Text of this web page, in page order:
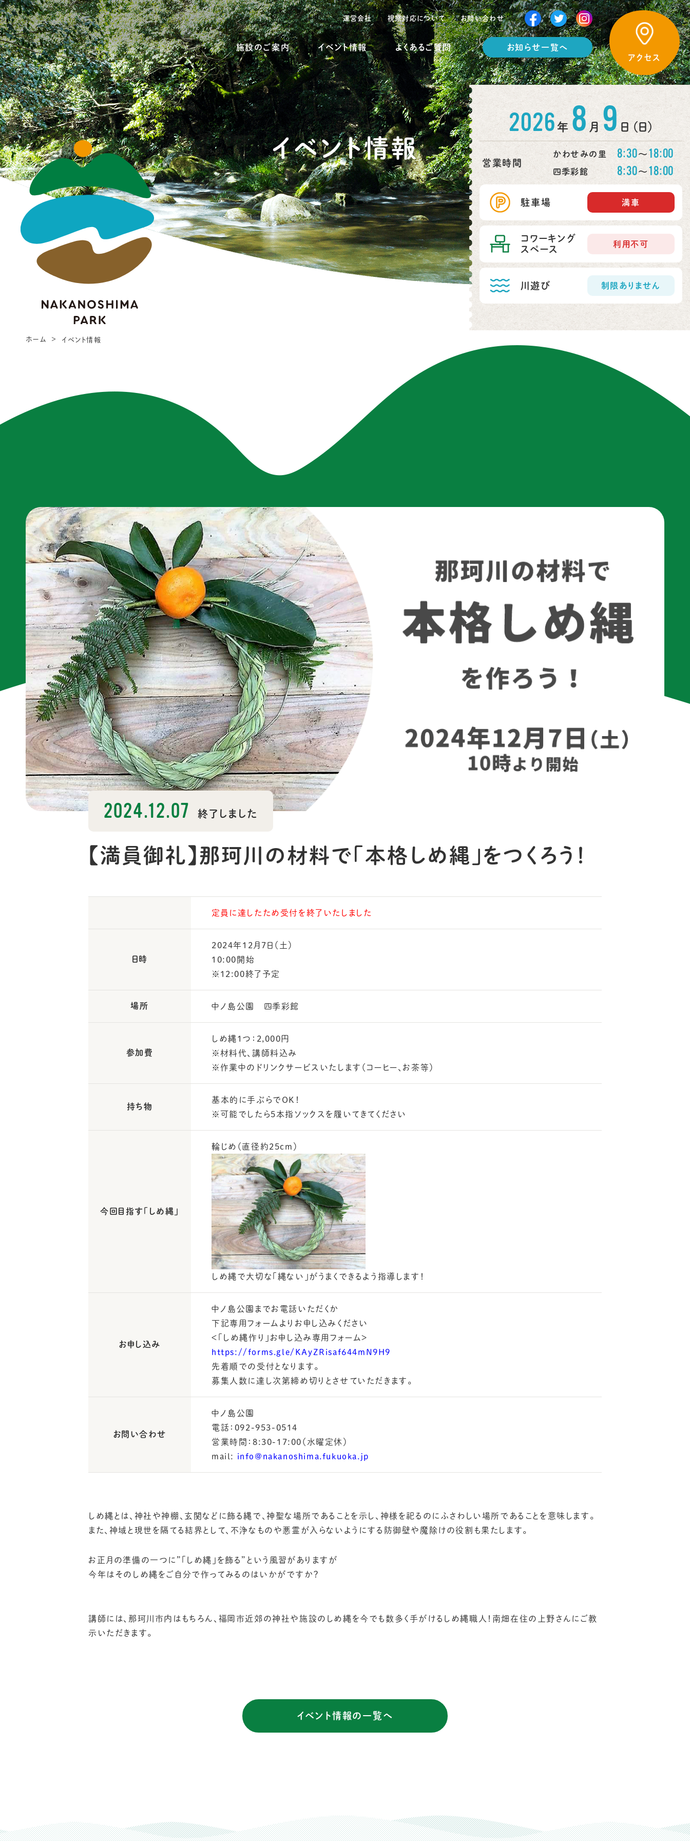
運営会社 視察対応について お問い合わせ
施設のご案内 イベント情報 よくあるご質問
お知らせ一覧へ
アクセス
イベント情報
ホーム イベント情報
2024.12.07 終了しました
【満員御礼】那珂川の材料で「本格しめ縄」をつくろう！
定員に達したため受付を終了いたしました
日時
2024年12月7日（土）
10:00開始
※12:00終了予定
場所 中ノ島公園 四季彩館
参加費
しめ縄１つ：2,000円
※材料代、講師料込み
※作業中のドリンクサービスいたします（コーヒー、お茶等）
持ち物
基本的に手ぶらでOK！
※可能でしたら5本指ソックスを履いてきてください
今回目指す「しめ縄」
輪じめ（直径約25cm）
しめ縄で大切な「縄ない」がうまくできるよう指導します！
お申し込み
中ノ島公園までお電話いただくか
下記専用フォームよりお申し込みください
＜「しめ縄作り」お申し込み専用フォーム＞
https://forms.gle/KAyZRisaf644mN9H9
先着順での受付となります。
募集人数に達し次第締め切りとさせていただきます。
お問い合わせ
中ノ島公園
電話：092-953-0514
営業時間：8:30-17:00（水曜定休）
mail: info@nakanoshima.fukuoka.jp
しめ縄とは、神社や神棚、玄関などに飾る縄で、神聖な場所であることを示し、神様を祀るのにふさわしい場所であることを意味します。
また、神域と現世を隔てる結界として、不浄なものや悪霊が入らないようにする防御壁や魔除けの役割も果たします。
お正月の準備の一つに”「しめ縄」を飾る”という風習がありますが
今年はそのしめ縄をご自分で作ってみるのはいかがですか？
講師には、那珂川市内はもちろん、福岡市近郊の神社や施設のしめ縄を今でも数多く手がけるしめ縄職人！南畑在住の上野さんにご教
示いただきます。
イベント情報の一覧へ
2026 年 8 月 9 日 （日）
営業時間
かわせみの里 8:30〜 18:00
四季彩館 8:30〜 18:00
駐車場 満車
コワーキング
スペース
利用不可
川遊び 制限ありません